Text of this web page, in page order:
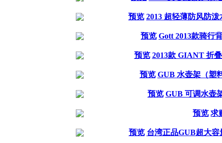
预览 2013 超轻薄防风防泼
预览 Gott 2013款骑行
预览 2013款 GIANT 折
预览 GUB 水壶架（塑
预览 GUB 可调水壶
预览 求
预览 台湾正品GUB超大容